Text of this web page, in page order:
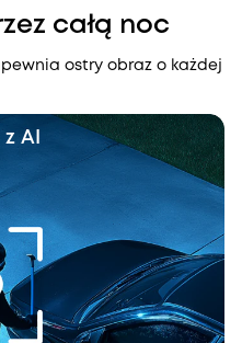
całą noc
ostry obraz o każdej
AI